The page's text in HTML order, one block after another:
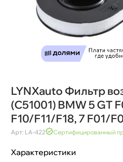
LYNXauto Фильтр
(C51001) BMW 5 GT
F10/F11/F18, 7 F01/
Арт: LA-422 Сертифицированный
Характеристики